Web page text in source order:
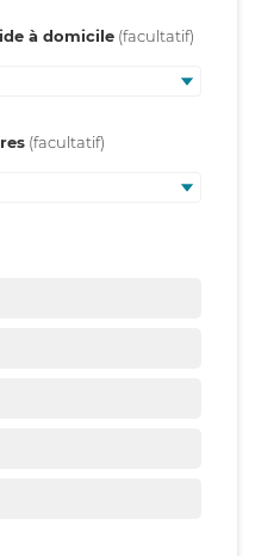
à domicile